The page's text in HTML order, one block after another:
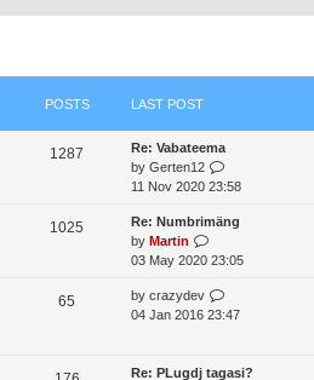
POSTS LAST POST
1287
Re: Vabateema
by Gerten12
i
w
h
a
11 Nov 2020 23:58
1025
Re: Numbrimäng
by Martin
i
w
t
l
03 May 2020 23:05
65 by crazydev
i
t
04 Jan 2016 23:47
Re: PLugdj tagasi?